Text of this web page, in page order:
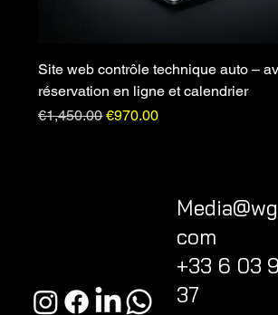
Site web contrôle technique auto –
réservation en ligne et calendrier
Regular Price
€1,450.00Sale Price
€970.00
com
+33 6 03
37